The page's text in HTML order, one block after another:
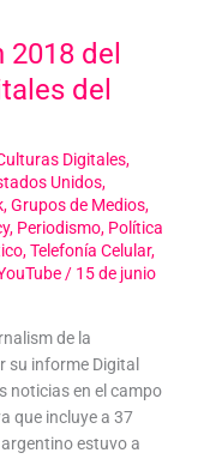
2018 del
del
Digitales,
Unidos,
,Grupos de Medios,
, Periodismo, Política
,Telefonía Celular,
/ 15 de junio
de la
su informe Digital
noticias en el campo
que incluye a 37
estuvo a